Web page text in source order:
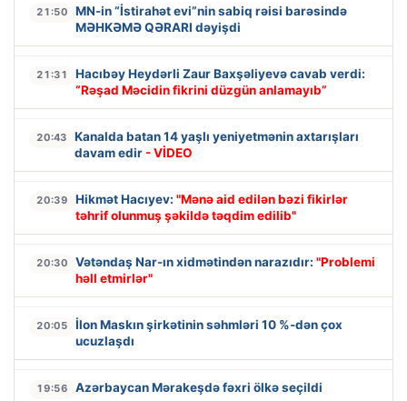
21:50
MN-in “İstirahət evi”nin sabiq rəisi barəsində
MƏHKƏMƏ QƏRARI dəyişdi
21:31
Hacıbəy Heydərli Zaur Baxşəliyevə cavab verdi:
“Rəşad Məcidin fikrini düzgün anlamayıb”
20:43
Kanalda batan 14 yaşlı yeniyetmənin axtarışları
davam edir - VİDEO
20:39 Hikmət Hacıyev: "Mənə aid edilən bəzi fikirlər
təhrif olunmuş şəkildə təqdim edilib"
20:30 Vətəndaş Nar-ın xidmətindən narazıdır: "Problemi
həll etmirlər"
20:05
İlon Maskın şirkətinin səhmləri 10 %-dən çox
ucuzlaşdı
19:56 Azərbaycan Mərakeşdə fəxri ölkə seçildi